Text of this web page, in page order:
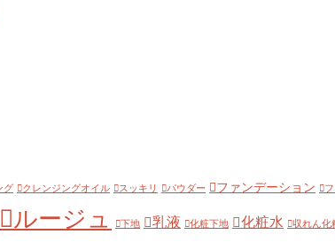
グ クレンジングオイル スッキリ パウダー ファンデーション
ルージュ 下地 乳液 化粧下地 化粧水 収れん化